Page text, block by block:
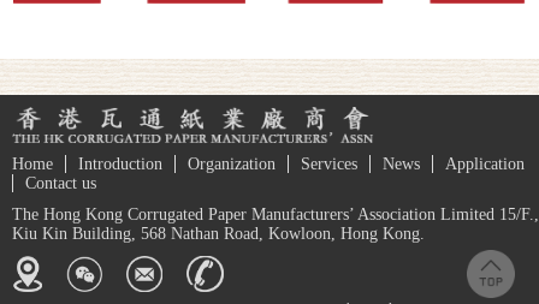
Home Introduction Organization Services News
Application
Contact us
The Hong Kong Corrugated Paper Manufacturers’ Association Limited 15/F.,
Kiu Kin Building, 568 Nathan Road, Kowloon, Hong Kong.